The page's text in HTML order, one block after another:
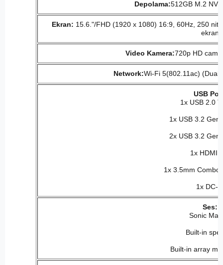
Depolama:512GB M.2
Ekran: 15.6."/FHD (1920 x 1080) 16:9, 60Hz, 250
ekran
Video Kamera:720p HD
Network:Wi-Fi 5(802.11ac) (Dual
USB
1x USB 2.0
1x USB 3.2 Gen
2x USB 3.2 Gen
1x HDMI
1x 3.5mm Combo
1x DC-
Ses:
Sonic
Built-in
Built-in array